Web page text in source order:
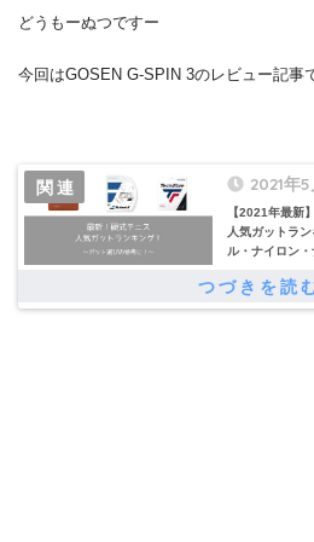
どうもーぬつですー
今回はGOSEN G-SPIN 3のレビュー記事
2021年
【2021年最新
人気ガットラ
ル・ナイロン・